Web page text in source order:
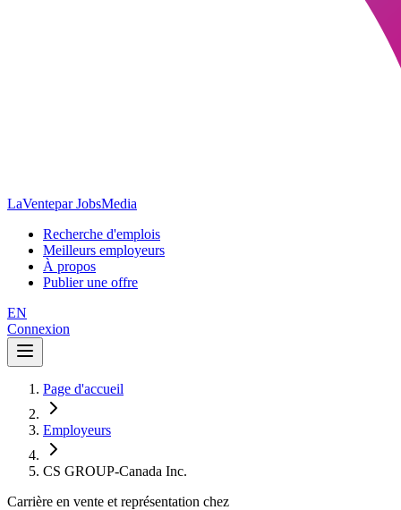
LaVentepar JobsMedia
Recherche d'emplois
Meilleurs employeurs
À propos
Publier une offre
EN
Connexion
Page d'accueil
Employeurs
CS GROUP-Canada Inc.
Carrière en vente et représentation chez